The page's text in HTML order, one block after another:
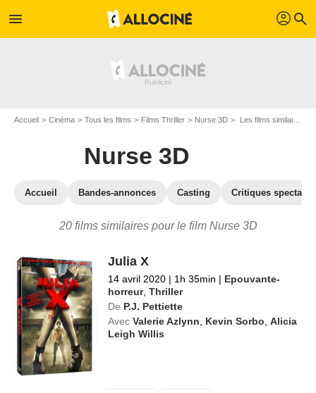
menu profil search
Accueil Cinéma Tous les films Films Thriller Nurse 3D Les films similaires à "Nurse 3D"
Nurse 3D
Accueil Bandes-annonces Casting Critiques
20 films similaires pour le film Nurse 3D
Julia X
14 avril 2020 | 1h 35min | Epouvante-
horreur,Thriller
De P.J. Pettiette
Avec Valerie Azlynn Kevin Sorbo ,Alicia
Leigh Willis